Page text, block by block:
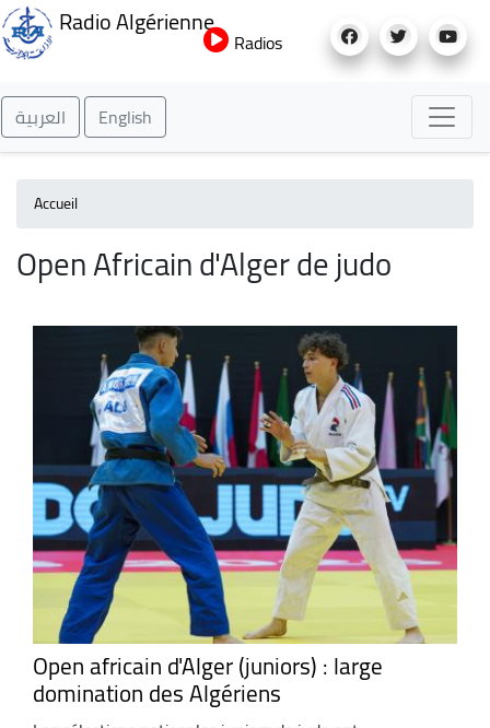
au
Radio Algérienne
Radios
العربية English
Accueil
Open Africain d'Alger de judo
Open africain d'Alger (juniors) : large
domination des Algériens